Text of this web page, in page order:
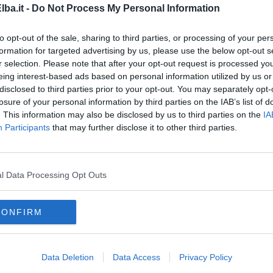
- Do Not Process My Personal Information
opt-out of the sale, sharing to third parties, or processing of your
for targeted advertising by us, please use the below opt-out
selection. Please note that after your opt-out request is processed
interest-based ads based on personal information utilized by us
to third parties prior to your opt-out. You may separately
of your personal information by third parties on the IAB’s list of
This information may also be disclosed by us to third parties on the
Participants that may further disclose it to other third parties.
Data Processing Opt Outs
Data Deletion Data Access Privacy Policy
Castagni 2024.
al Santuario della Madonna del Monte compreso il
da bambini.
conduce alla Madonna del Monte, chi non può essere lì a
organizzeremo un pranzo con panino e salsiccia a offerta.
del cuore aiutateci a mantenerli belli come un tempo.
(Annibale)".
d'Elba iscriviti alla
nella tua casella di posta.
iscriviti allaNewsletter QUInews - ToscanaMedia.